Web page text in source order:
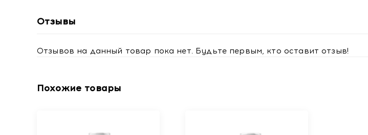
Отзывы
Отзывов на данный товар пока нет. Будьте первым, кто оставит отзыв!
Похожие товары